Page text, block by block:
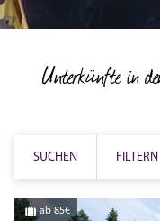
Unterkünfte in
SUCHEN FILTERN
ab 85€